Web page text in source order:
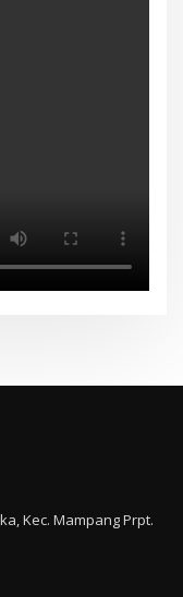
Kec. Mampang Prpt.